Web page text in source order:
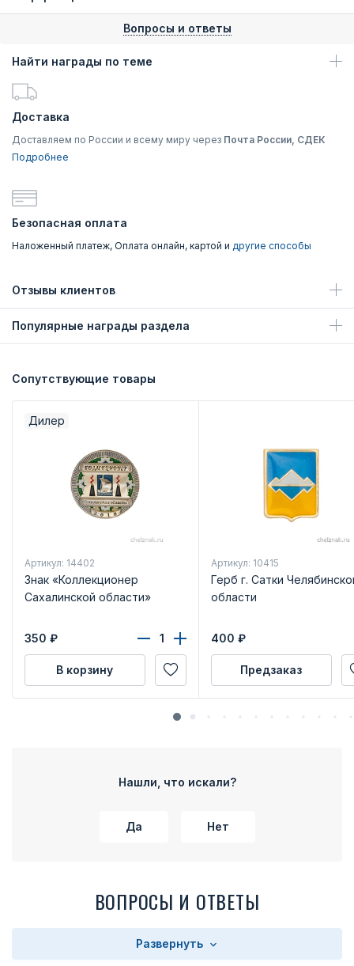
Вопросы и ответы
Найти награды по теме
Доставка
Доставляем по России и всему миру через Почта России, СДЕК
Подробнее
Безопасная оплата
Наложенный платеж, Оплата онлайн, картой и другие способы
Отзывы клиентов
Популярные награды раздела
Сопутствующие товары
Дилер
Артикул: 14402
Знак «Коллекционер
Сахалинской области»
350 ₽
В корзину
Артикул: 10415
Герб г. Сатки
области
400 ₽
Предзаказ
Нашли, что искали?
Да Нет
ВОПРОСЫ И ОТВЕТЫ
Развернуть